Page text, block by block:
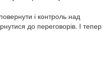
і контроль над
до переговорів. І тепер